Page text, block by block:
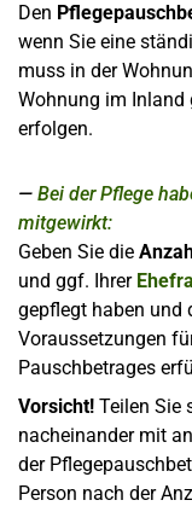
Den
wenn Sie eine
muss in der
Wohnung im Inland
erfolgen.
Bei der Pflege
mitgewirkt:
Geben Sie die
und ggf. Ihrer
gepflegt haben und
Voraussetzungen
Pauschbetrages
Vorsicht! Teilen Sie
nacheinander mit
der
Person nach der